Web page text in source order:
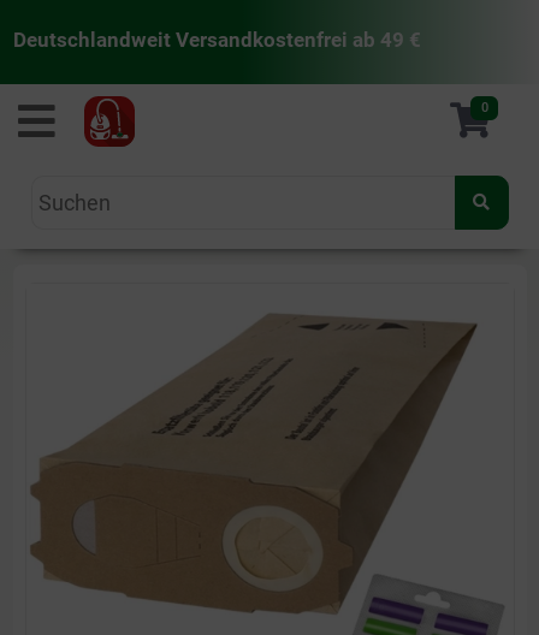
Deutschlandweit Versandkostenfrei ab 49 €
staubsaugermanufaktur 0